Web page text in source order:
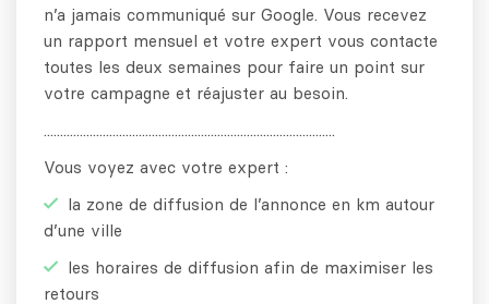
n’a jamais communiqué sur Google. Vous recevez
un rapport mensuel et votre expert vous contacte
toutes les deux semaines pour faire un point sur
votre campagne et réajuster au besoin.
.........................................................................................
Vous voyez avec votre expert :
la zone de diffusion de l’annonce en km autour
d’une ville
les horaires de diffusion afin de maximiser les
retours